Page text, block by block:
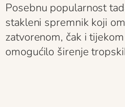
Posebnu popularnost
stakleni spremnik koji
zatvorenom, čak i
omogućilo širenje